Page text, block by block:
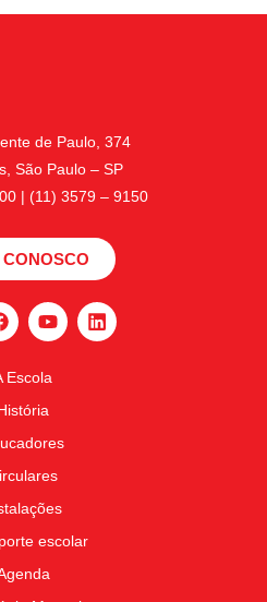
de Paulo, 374
São Paulo – SP
| (11) 3579 – 9150
CONOSCO
Escola
escolar